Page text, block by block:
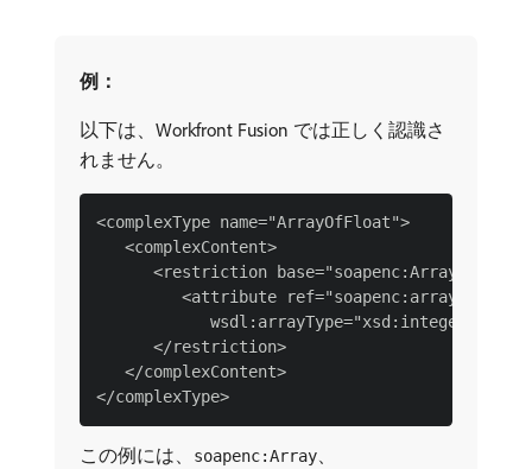
例：
以下は、Workfront Fusion では正しく認識さ
れません。
<complexType name="ArrayOfFloat">
   <complexContent>
      <restriction base="soapenc:Array">
         <attribute ref="soapenc:arrayType"
            wsdl:arrayType="xsd:integer[]"/>
      </restriction>
   </complexContent>
この例には、 soapenc:Array、